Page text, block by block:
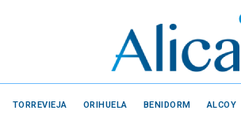
TORREVIEJA ORIHUELA BENIDORM ALCOY